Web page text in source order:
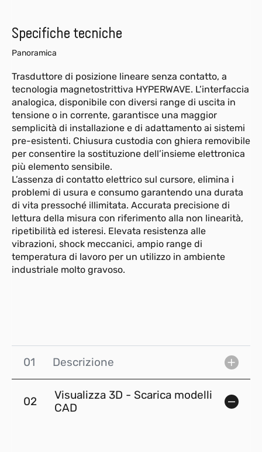
Specifiche tecniche
Panoramica
Trasduttore di posizione lineare senza contatto, a
tecnologia magnetostrittiva HYPERWAVE. L’interfaccia
analogica, disponibile con diversi range di uscita in
tensione o in corrente, garantisce una maggior
semplicità di installazione e di adattamento ai sistemi
pre-esistenti. Chiusura custodia con ghiera removibile
per consentire la sostituzione dell’insieme elettronica
più elemento sensibile.
L’assenza di contatto elettrico sul cursore, elimina i
problemi di usura e consumo garantendo una durata
di vita pressoché illimitata. Accurata precisione di
lettura della misura con riferimento alla non linearità,
ripetibilità ed isteresi. Elevata resistenza alle
vibrazioni, shock meccanici, ampio range di
temperatura di lavoro per un utilizzo in ambiente
industriale molto gravoso.
01 Descrizione
02
Visualizza 3D - Scarica modelli
CAD